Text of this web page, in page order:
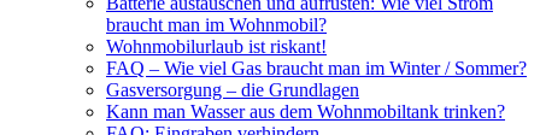
braucht man im Wohnmobil?
Wohnmobilurlaub ist riskant!
FAQ – Wie viel Gas braucht man im Winter / Sommer?
Gasversorgung – die Grundlagen
Kann man Wasser aus dem Wohnmobiltank trinken?